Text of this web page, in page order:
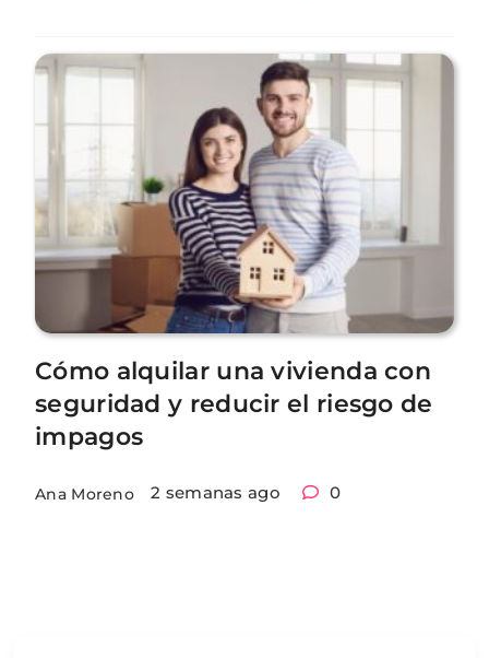
Cómo alquilar una vivienda con
seguridad y reducir el riesgo de
impagos
Ana Moreno 2 semanas ago 0